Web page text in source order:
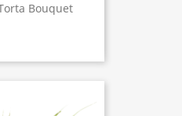
Bouquet